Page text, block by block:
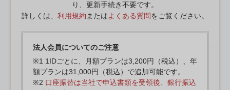
り、更新手続き不要です。
詳しくは、 利用規約 またはよくある質問をご覧ください。
法人会員についてのご注意
※1 1IDごとに、月額プランは3,200円（税込）、年
額プランは31,000円（税込）で追加可能です。
※2 口座振替は当社で申込書類を受領後、銀行振込